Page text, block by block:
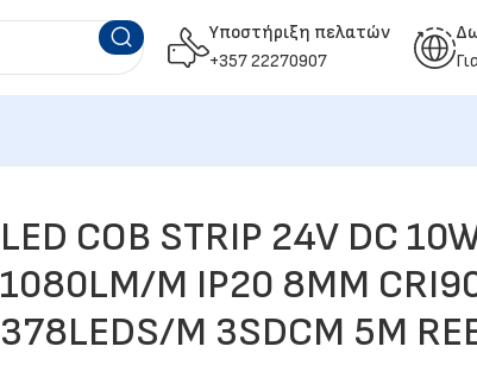
Υποστήριξη πελατών
+357 22270907
LED COB STRIP 24V DC
1080LM/M IP20 8MM
378LEDS/M 3SDCM 5M